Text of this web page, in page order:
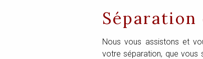
Nous vous assistons et
votre séparation, que vous